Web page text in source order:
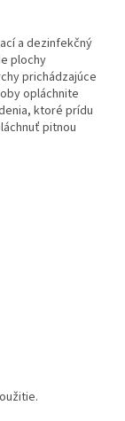
a dezinfekčný
plochy
prichádzajúce
opláchnite
ktoré prídu
pitnou